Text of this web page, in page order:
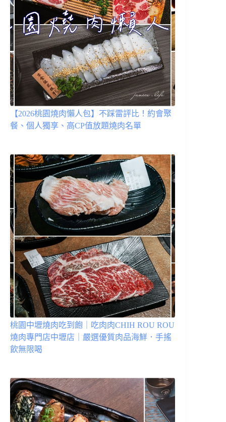
【2026桃園燒肉懶人包】不踩雷評比！約會聚
餐、個人獨享、高CP值放題燒肉名單
桃園中壢燒肉吃到飽｜吃肉肉CHIH ROU ROU
燒肉專門店中壢店｜嚴選優質肉品海鮮．手搖
飲無限喝